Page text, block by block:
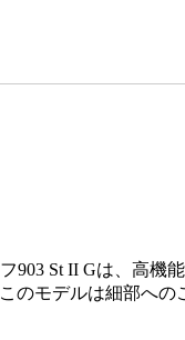
St II Gは、高機
モデルは細部へ